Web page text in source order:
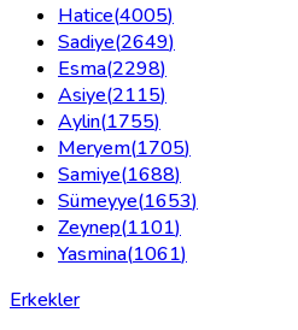
Hatice(4005)
Sadiye(2649)
Esma(2298)
Asiye(2115)
Aylin(1755)
Meryem(1705)
Samiye(1688)
Sümeyye(1653)
Zeynep(1101)
Yasmina(1061)
Erkekler